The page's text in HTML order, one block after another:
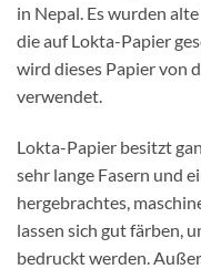
in Nepal. Es wurden
die auf Lokta-Papier
wird dieses Papier von
verwendet.
Lokta-Papier besitzt
sehr lange Fasern und
hergebrachtes,
lassen sich gut färben,
bedruckt werden.